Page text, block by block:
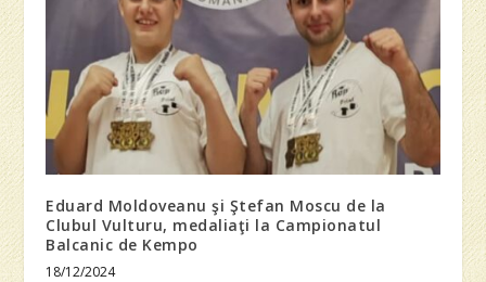
Eduard Moldoveanu şi Ştefan Moscu de la
Clubul Vulturu, medaliaţi la Campionatul
Balcanic de Kempo
18/12/2024